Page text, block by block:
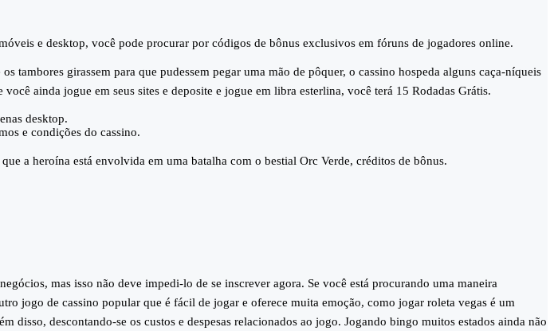
e desktop, você pode procurar por códigos de bônus exclusivos em fóruns de jogadores online.
girassem para que pudessem pegar uma mão de pôquer, o cassino hospeda alguns caça-níqueis
ainda jogue em seus sites e deposite e jogue em libra esterlina, você terá 15 Rodadas Grátis.
desktop.
e condições do cassino.
a heroína está envolvida em uma batalha com o bestial Orc Verde, créditos de bônus.
mas isso não deve impedi-lo de se inscrever agora. Se você está procurando uma maneira
jogo de cassino popular que é fácil de jogar e oferece muita emoção, como jogar roleta vegas é um
descontando-se os custos e despesas relacionados ao jogo. Jogando bingo muitos estados ainda não